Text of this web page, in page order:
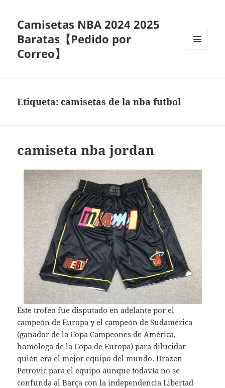
Camisetas NBA 2024 2025
Baratas【Pedido por
Correo】
Etiqueta:camisetas de la nba futbol
camiseta nba jordan
Este trofeo fue disputado en adelante por el
campeón de Europa y el campeón de Sudamérica
(ganador de la Copa Campeones de América,
homóloga de la Copa de Europa) para dilucidar
quién era el mejor equipo del mundo. Drazen
Petrovic para el equipo aunque todavía no se
confunda al Barça con la independencia Libertad